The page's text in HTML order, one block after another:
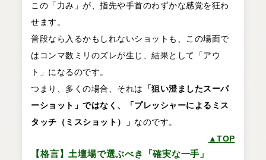
この「力み」が、指先や手首のわずかな感覚を狂わ
せます。
普段なら入るかもしれないショットも、この場面で
はコンマ数ミリのズレが生じ、結果として「アウ
ト」になるのです。
つまり、多くの場合、それは
「狙い澄ましたスーパ
ーショット」ではなく、「プレッシャーによるミス
タッチ（ミスショット）」 なのです。
▲TOP
【格言】土壇場で選ぶべき「確実な一手」